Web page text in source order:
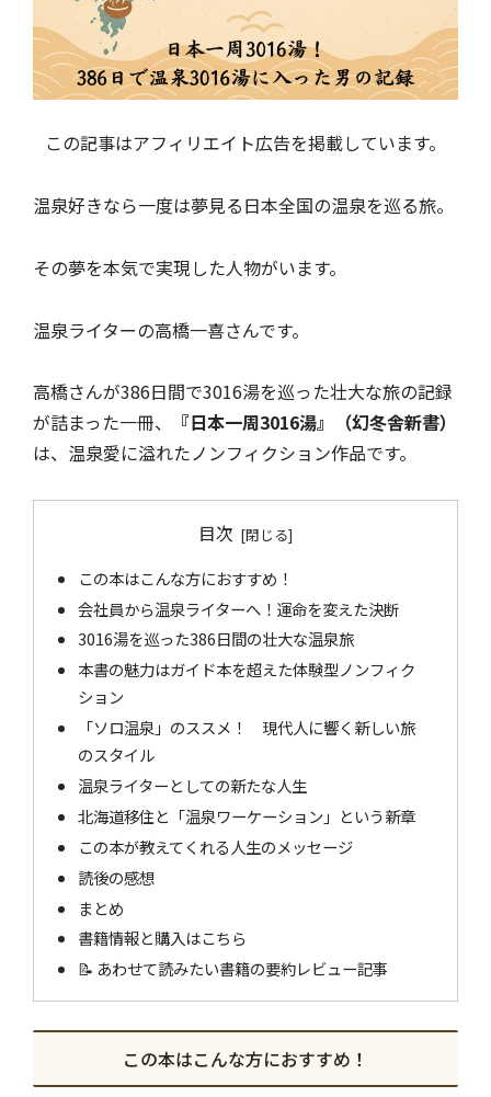
この記事はアフィリエイト広告を掲載しています。
温泉好きなら一度は夢見る日本全国の温泉を巡る旅。
その夢を本気で実現した人物がいます。
温泉ライターの高橋一喜さんです。
高橋さんが386日間で3016湯を巡った壮大な旅の記録
が詰まった一冊、
『日本一周3016湯』（幻冬舎新書）
は、温泉愛に溢れたノンフィクション作品です。
目次
この本はこんな方におすすめ！
会社員から温泉ライターへ！運命を変えた決断
3016湯を巡った386日間の壮大な温泉旅
本書の魅力はガイド本を超えた体験型ノンフィク
ション
「ソロ温泉」のススメ！ 現代人に響く新しい旅
のスタイル
温泉ライターとしての新たな人生
北海道移住と「温泉ワーケーション」という新章
この本が教えてくれる人生のメッセージ
読後の感想
まとめ
書籍情報と購入はこちら
📝 あわせて読みたい書籍の要約レビュー記事
この本はこんな方におすすめ！